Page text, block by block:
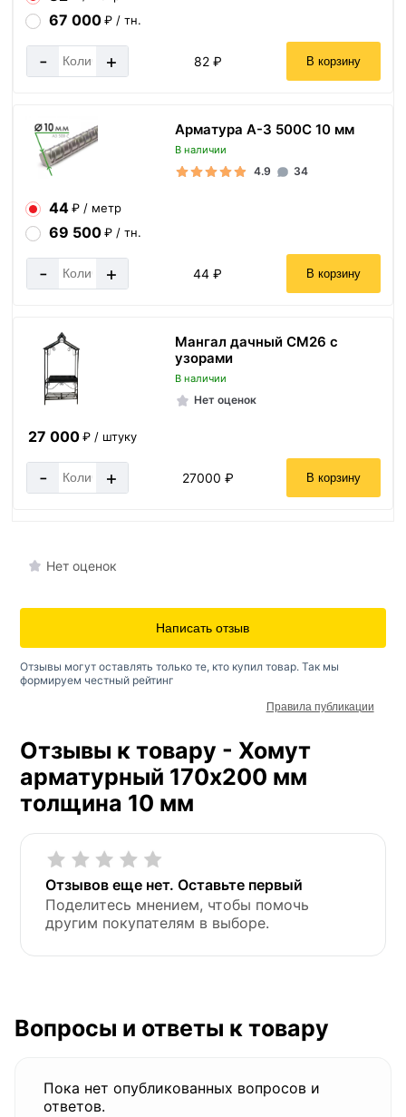
67 000₽ / тн.
- + 82 ₽ В корзину
Арматура А-3 500С 10 мм
В наличии
4.9 34
44₽ / метр
69 500₽ / тн.
- + 44 ₽ В корзину
Мангал дачный СМ26 с
узорами
В наличии
Нет оценок
27 000₽ / штуку
- + 27000 ₽ В корзину
Отзывы к товару - Хомут
арматурный 170х200 мм
толщина 10 мм
Отзывов еще нет. Оставьте первый
Поделитесь мнением, чтобы помочь
другим покупателям в выборе.
Нет оценок
Написать отзыв
Отзывы могут оставлять только те, кто купил товар. Так мы
формируем честный рейтинг
Правила публикации
Вопросы и ответы к товару
Пока нет опубликованных вопросов и
ответов.